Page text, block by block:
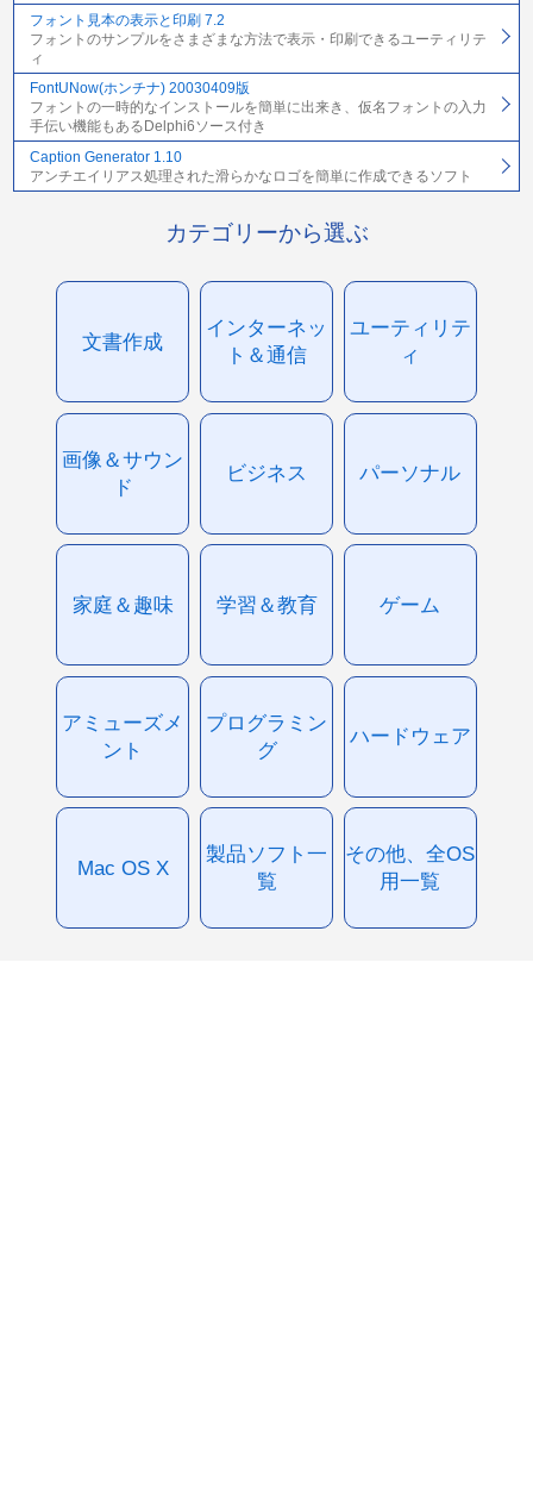
フォント見本の表示と印刷 7.2
フォントのサンプルをさまざまな方法で表示・印刷できるユーティリテ
ィ
FontUNow(ホンチナ) 20030409版
フォントの一時的なインストールを簡単に出来き、仮名フォントの入力
手伝い機能もあるDelphi6ソース付き
Caption Generator 1.10
アンチエイリアス処理された滑らかなロゴを簡単に作成できるソフト
カテゴリーから選ぶ
文書作成
インターネッ
ト＆通信
ユーティリテ
ィ
画像＆サウン
ド
ビジネス パーソナル
家庭＆趣味 学習＆教育 ゲーム
アミューズメ
ント
プログラミン
グ
ハードウェア
Mac OS X
製品ソフト一
覧
その他、全OS
用一覧